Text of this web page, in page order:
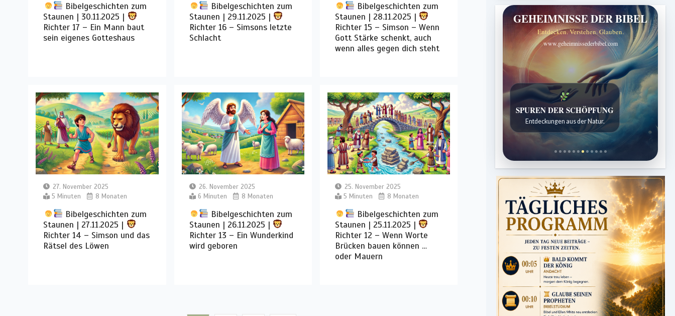
Bibelgeschichten zum
Staunen | 30.11.2025 |
Richter 17 – Ein Mann baut
sein eigenes Gotteshaus
Bibelgeschichten zum
Staunen | 29.11.2025 |
Richter 16 – Simsons letzte
Schlacht
Bibelgeschichten zum
Staunen | 28.11.2025 |
Richter 15 – Simson – Wenn
Gott Stärke schenkt, auch
wenn alles gegen dich steht
27. November 2025
5 Minuten
8 Monaten
Bibelgeschichten zum
Staunen | 27.11.2025 |
Richter 14 – Simson und das
Rätsel des Löwen
26. November 2025
6 Minuten
8 Monaten
Bibelgeschichten zum
Staunen | 26.11.2025 |
Richter 13 – Ein Wunderkind
wird geboren
25. November 2025
5 Minuten
8 Monaten
Bibelgeschichten zum
Staunen | 25.11.2025 |
Richter 12 – Wenn Worte
Brücken bauen können …
oder Mauern
GEHEIMNISSE DER BIBEL
Entdecken. Verstehen. Glauben.
www.geheimnissederbibel.com
SPUREN DER SCHÖPFUNG
Entdeckungen aus der Natur.